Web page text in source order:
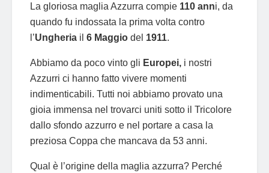
La gloriosa maglia Azzurra compie 110 anni, da
quando fu indossata la prima volta contro
l’Ungheria il 6 Maggio del 1911.
Abbiamo da poco vinto gli Europei, i nostri
Azzurri ci hanno fatto vivere momenti
indimenticabili. Tutti noi abbiamo provato una
gioia immensa nel trovarci uniti sotto il Tricolore
dallo sfondo azzurro e nel portare a casa la
preziosa Coppa che mancava da 53 anni.
Qual è l’origine della maglia azzurra? Perché